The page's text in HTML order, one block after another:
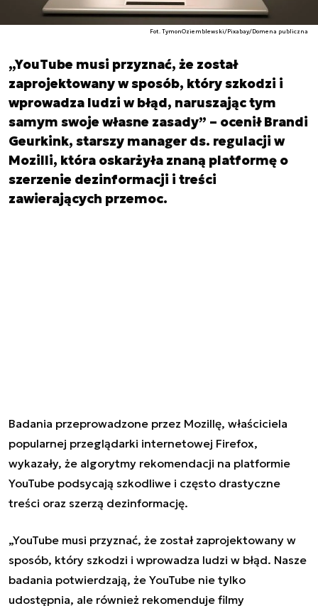
Fot. TymonOziemblewski/Pixabay/Domena publiczna
„YouTube musi przyznać, że został
zaprojektowany w sposób, który szkodzi i
wprowadza ludzi w błąd, naruszając tym
samym swoje własne zasady” – ocenił Brandi
Geurkink, starszy manager ds. regulacji w
Mozilli, która oskarżyła znaną platformę o
szerzenie dezinformacji i treści
zawierających przemoc.
Badania przeprowadzone przez Mozillę, właściciela
popularnej przeglądarki internetowej Firefox,
wykazały, że algorytmy rekomendacji na platformie
YouTube podsycają szkodliwe i często drastyczne
treści oraz szerzą dezinformację.
„YouTube musi przyznać, że został zaprojektowany w
sposób, który szkodzi i wprowadza ludzi w błąd. Nasze
badania potwierdzają, że YouTube nie tylko
udostępnia, ale również rekomenduje filmy